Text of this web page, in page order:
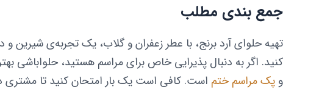
جمع بندی مطلب
تهیه حلوای آرد برنج، با عطر زعفران و گلاب، یک تجربه‌ی شیرین و
کنید. اگر به دنبال پذیرایی خاص برای مراسم هستید، حلواباشی
و پک مراسم ختم است. کافی است یک بار امتحان کنید تا مشتری